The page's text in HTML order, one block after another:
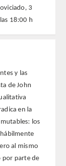
3
18:00 h
y las
de John
en la
los
al mismo
por parte de